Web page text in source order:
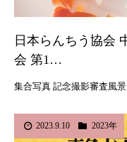
日本らんちう協会
会 第1…
集合写真 記念撮影審査風
2023.9.10 2023年